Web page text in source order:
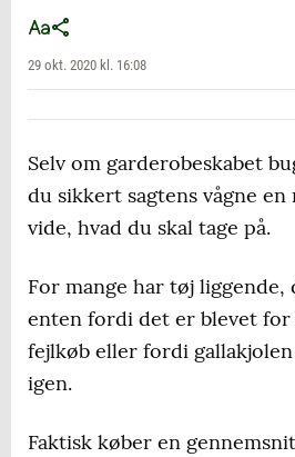
29 okt. 2020 kl. 16:08
Selv om garderobeskabet
du sikkert sagtens vågne
vide, hvad du skal tage på.
For mange har tøj
enten fordi det er blevet for
fejlkøb eller fordi
igen.
Faktisk køber en